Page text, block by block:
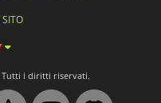
Tutti i diritti riservati.